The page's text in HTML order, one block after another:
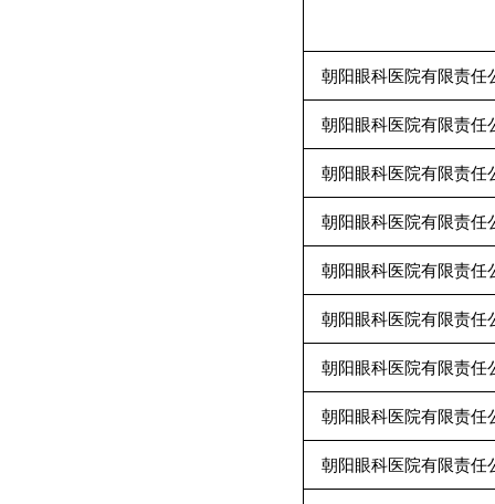
朝阳眼科医院有限责任
朝阳眼科医院有限责任
朝阳眼科医院有限责任
朝阳眼科医院有限责任
朝阳眼科医院有限责任
朝阳眼科医院有限责任
朝阳眼科医院有限责任
朝阳眼科医院有限责任
朝阳眼科医院有限责任